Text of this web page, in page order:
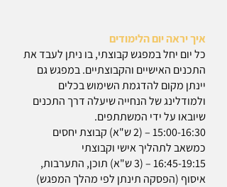
איך יראה יום הלימודים
כל יום יחל במפגש קבוצתי, בו ניתן לעבד את
התכנים האישיים והקבוצתיים. במפגש גם
יינתן מקום להדגמת השימוש בכלים
ולמודלינג של הנחייה שיעלה דרך התכנים
שיובאו על ידי המשתתפים.
15:00-16:30 – (2
ש"א) קבוצת יחסים
כמשאב לתהליך אישי וקבוצתי
16:45-19:15 – (3 ש"א) תוכן, התערבות,
איסוף (הפסקה תינתן לפי מהלך המפגש)